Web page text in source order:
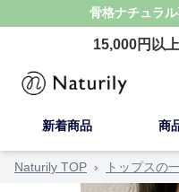
骨格ナチュラル
15,000円以
新着商品 商
Naturily TOP › トップスの